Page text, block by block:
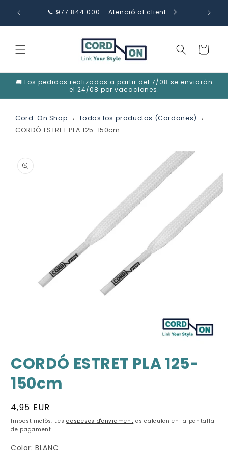
directament📞 977 844 000 - Atenció al client ✉️
Cistella
🚚 Los pedidos realizados a partir del 7/08 se enviarán
el 24/08 por vacaciones.
Cord-On Shop
Todos los productos (Cordones)
CORDÓ ESTRET PLA 125-150cm
informació
multimedia
1
en
una
CORDÓ ESTRET PLA 125-
150cm
Preu
habitual
4,95 EUR
Impost inclòs. Lesdespeses d'enviament es calculen en la pantalla
de pagament.
Color: BLANC